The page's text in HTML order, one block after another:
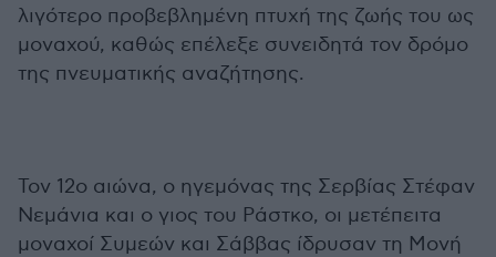
λιγότερο προβεβλημένη πτυχή της ζωής του ως
μοναχού, καθώς επέλεξε συνειδητά τον δρόμο
της πνευματικής αναζήτησης.
Τον 12ο αιώνα, ο ηγεµόνας της Σερβίας Στέφαν
Νεµάνια και ο γιος του Ράστκο, οι µετέπειτα
µοναχοί Συµεών και Σάββας ίδρυσαν τη Μονή